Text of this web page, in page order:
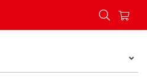
meki uvez crte razni motivi -